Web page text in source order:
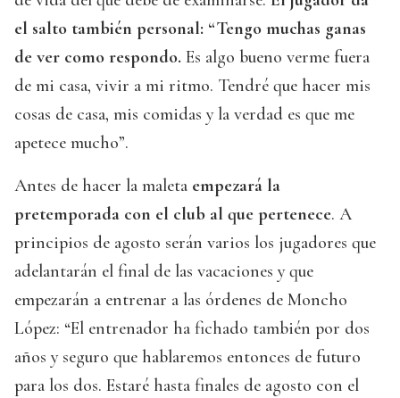
el salto también personal: “Tengo muchas ganas
de ver como respondo. Es algo bueno verme fuera
de mi casa, vivir a mi ritmo. Tendré que hacer mis
cosas de casa, mis comidas y la verdad es que me
apetece mucho”.
Antes de hacer la maleta empezará la
pretemporada con el club al que pertenece. A
principios de agosto serán varios los jugadores que
adelantarán el final de las vacaciones y que
empezarán a entrenar a las órdenes de Moncho
López: “El entrenador ha fichado también por dos
años y seguro que hablaremos entonces de futuro
para los dos. Estaré hasta finales de agosto con el